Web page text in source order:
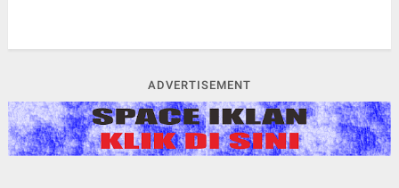
ADVERTISEMENT